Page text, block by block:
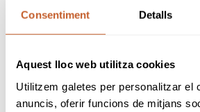
Consentiment Detalls
Aquest lloc web utilitza cookies
Utilitzem galetes per personalitzar el
anuncis, oferir funcions de mitjans
incluyendo el hoyo 5 que
Tour y del International
nacional cabe destacar el
< 35años.
Gracias a la gran explosión